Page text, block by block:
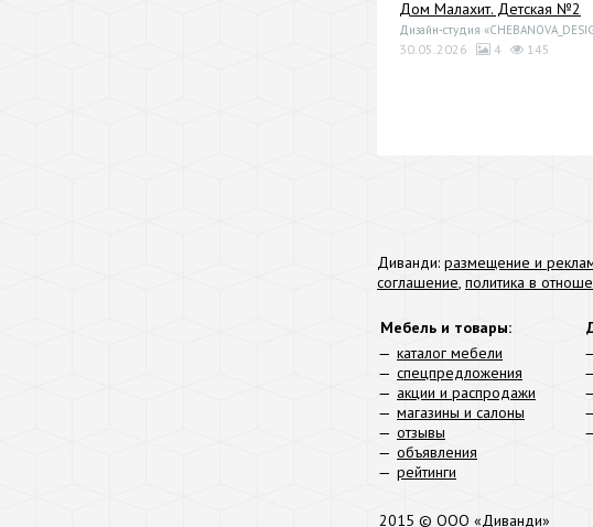
Дом Малахит. Детская №2
Дизайн-студия
30.05.2026 4 145
Диванди: размещение и
соглашение, политика в
Мебель и товары:
каталог мебели
спецпредложения
акции и распродажи
магазины и салоны
отзывы
объявления
рейтинги
2015 © ООО «Диванди»